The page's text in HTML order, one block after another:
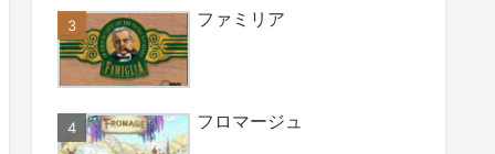
ファミリア
フロマージュ